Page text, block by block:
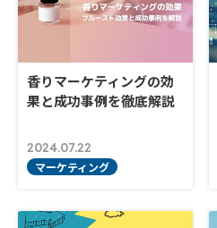
香りマーケティングの効
果と成功事例を徹底解説
2024.07.22
マーケティング